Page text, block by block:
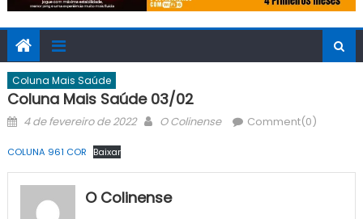
Coluna Mais Saúde
Coluna Mais Saúde 03/02
Posted
4 de fevereiro de 2022 Author
O Colinense Comment(0)
COLUNA 961 COR Baixar
O Colinense